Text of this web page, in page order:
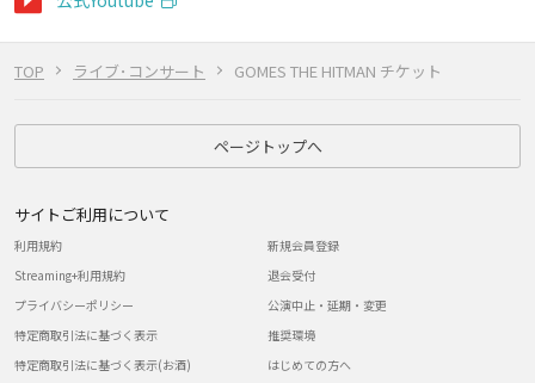
TOP ライブ･コンサート GOMES THE HITMAN チケット
ページトップへ
サイトご利用について
利用規約
Streaming+利用規約
プライバシーポリシー
特定商取引法に基づく表示
特定商取引法に基づく表示(お酒)
新規会員登録
退会受付
公演中止・延期・変更
推奨環境
はじめての方へ